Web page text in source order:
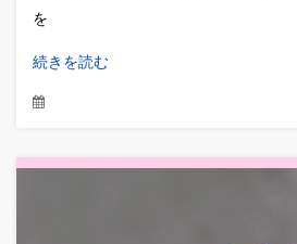
を
続きを読む